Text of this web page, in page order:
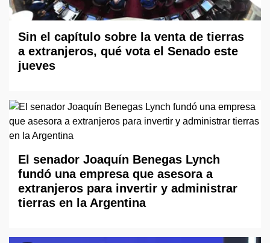
Sin el capítulo sobre la venta de tierras
a extranjeros, qué vota el Senado este
jueves
El senador Joaquín Benegas Lynch
fundó una empresa que asesora a
extranjeros para invertir y administrar
tierras en la Argentina